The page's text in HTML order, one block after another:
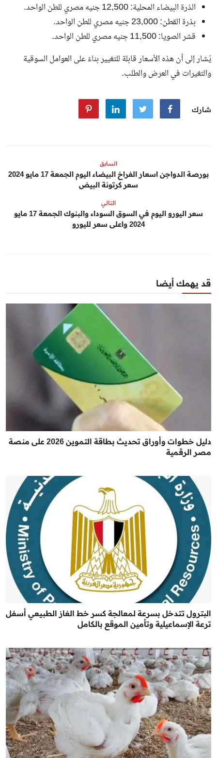
الذرة البيضاء المحلية: 12,500 جنيه مصري للطن الواحد.
بذرة القطن: 23,000 جنيه مصري للطن الواحد.
قشر الصويا: 11,500 جنيه مصري للطن الواحد.
يُشار إلى أن هذه الأسعار قابلة للتغيير بناءً على العوامل السوقية
والتغيرات في العرض والطلب.
شارك
السابق
بورصة الدواجن اسعار الفراخ البيضاء اليوم الجمعة 17 مايو 2024
سعر كرتونة البيض
التالي
سعر اليورو اليوم في السوق السوداء والبنوك الجمعة 17 مايو
2024 واعلى سعر لليورو
قد يهمك أيضا
دليل خطوات وأوراق تحديث بطاقة التموين 2026 على منصة
مصر الرقمية
البترول تتدخل بسرعة لمعالجة كسر خط الغاز الطبيعي أسفل
ترعة الإسماعيلية وتأمين الموقع بالكامل